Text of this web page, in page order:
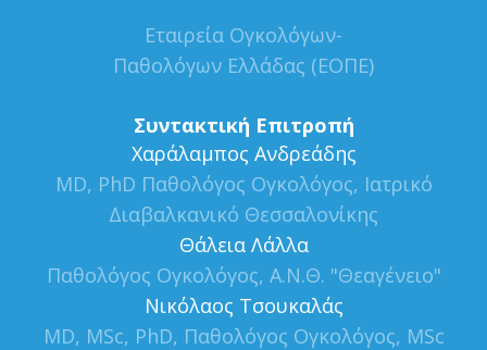
Εταιρεία Ογκολόγων-
Παθολόγων Ελλάδας (ΕΟΠΕ)
Συντακτική Επιτροπή
Xαράλαμπος Ανδρεάδης
MD, PhD Παθολόγος Ογκολόγος, Ιατρικό
Διαβαλκανικό Θεσσαλονίκης
Θάλεια Λάλλα
Παθολόγος Ογκολόγος, Α.Ν.Θ. "Θεαγένειο"
Νικόλαος Τσουκαλάς
MD, MSc, PhD, Παθολόγος Ογκολόγος, MSc